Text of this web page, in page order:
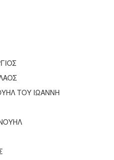
ΤΟΥ ΙΩΑΝΝΗ